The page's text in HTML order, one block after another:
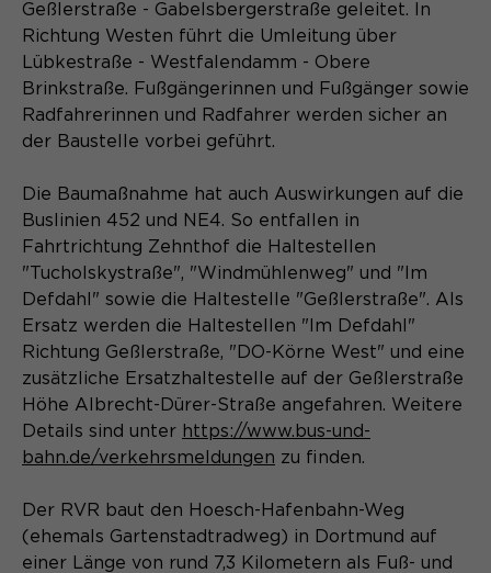
Anbieter Session-Cookies
Laufzeit
Der Session Cookie wird beim
Schließen des Browsers wieder
gelöscht.
Anbieter TYPO3
Laufzeit Ende der Sitzung
Zweck
Dieser Cookie teilt der Webseite mit,
ob ein Besucher im Typo3-Backend
diese zu verwalten.
Zweck
Speichert vorübergehend Daten der
aktuellen Sitzung.
Name _pk_ref.*
Anbieter Matomo
Laufzeit 6 Monate
Zweck Speichert die Herkunft des Besuchers.
Name MATOMO_SESSID
Anbieter
Zweck
Temporäre Session-ID, ohne
personenbezogene Daten.
Geßlerstraße - Gabelsbergerstraße geleitet. In
Richtung Westen führt die Umleitung über
Lübkestraße - Westfalendamm - Obere
Brinkstraße. Fußgängerinnen und Fußgänger sowie
Radfahrerinnen und Radfahrer werden sicher an
der Baustelle vorbei geführt.
Die Baumaßnahme hat auch Auswirkungen auf die
Buslinien 452 und NE4. So entfallen in
Fahrtrichtung Zehnthof die Haltestellen
"Tucholskystraße", "Windmühlenweg" und "Im
Defdahl" sowie die Haltestelle "Geßlerstraße". Als
Ersatz werden die Haltestellen "Im Defdahl"
Richtung Geßlerstraße, "DO-Körne West" und eine
zusätzliche Ersatzhaltestelle auf der Geßlerstraße
Höhe Albrecht-Dürer-Straße angefahren. Weitere
Details sind unter https://www.bus-und-
bahn.de/verkehrsmeldungen zu finden.
Der RVR baut den Hoesch-Hafenbahn-Weg
(ehemals Gartenstadtradweg) in Dortmund auf
einer Länge von rund 7,3 Kilometern als Fuß- und